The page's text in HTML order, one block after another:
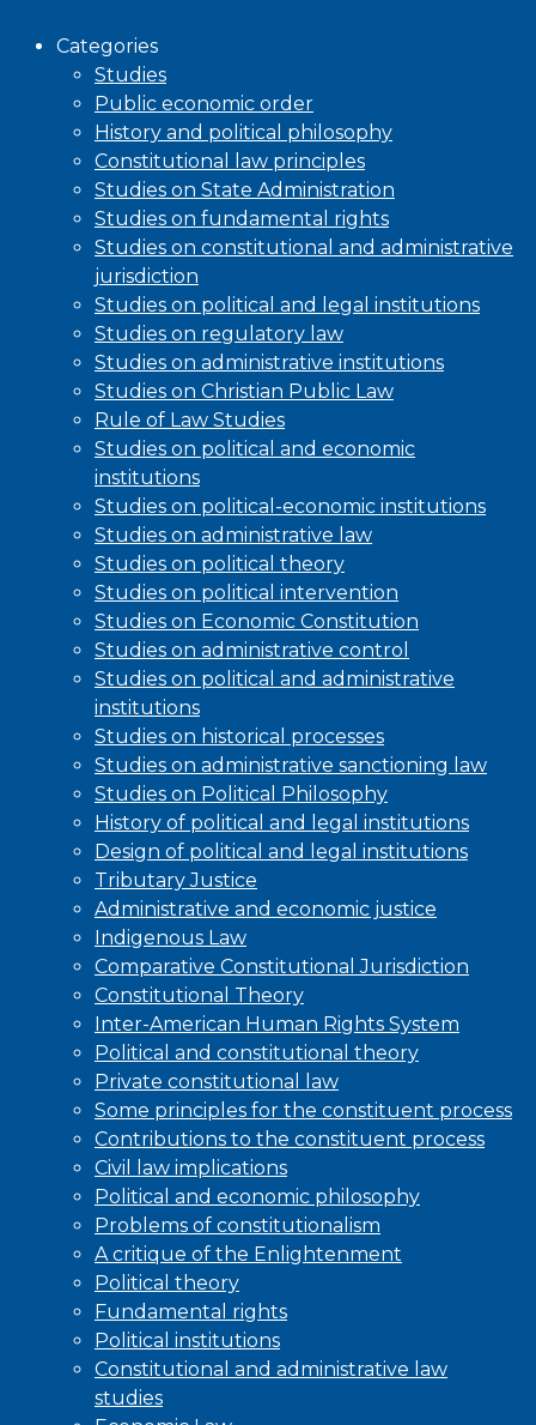
Categories
Studies
Public economic order
History and political philosophy
Constitutional law principles
Studies on State Administration
Studies on fundamental rights
Studies on constitutional and administrative
jurisdiction
Studies on political and legal institutions
Studies on regulatory law
Studies on administrative institutions
Studies on Christian Public Law
Rule of Law Studies
Studies on political and economic
institutions
Studies on political-economic institutions
Studies on administrative law
Studies on political theory
Studies on political intervention
Studies on Economic Constitution
Studies on administrative control
Studies on political and administrative
institutions
Studies on historical processes
Studies on administrative sanctioning law
Studies on Political Philosophy
History of political and legal institutions
Design of political and legal institutions
Tributary Justice
Administrative and economic justice
Indigenous Law
Comparative Constitutional Jurisdiction
Constitutional Theory
Inter-American Human Rights System
Political and constitutional theory
Private constitutional law
Some principles for the constituent process
Contributions to the constituent process
Civil law implications
Political and economic philosophy
Problems of constitutionalism
A critique of the Enlightenment
Political theory
Fundamental rights
Political institutions
Constitutional and administrative law
studies